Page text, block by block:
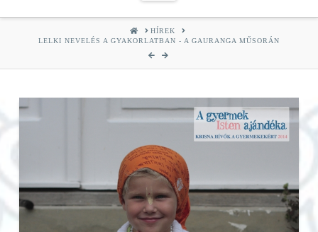
HOMEHÍREK
LELKI NEVELÉS A GYAKORLATBAN - A GAURANGA MŰSORÁN